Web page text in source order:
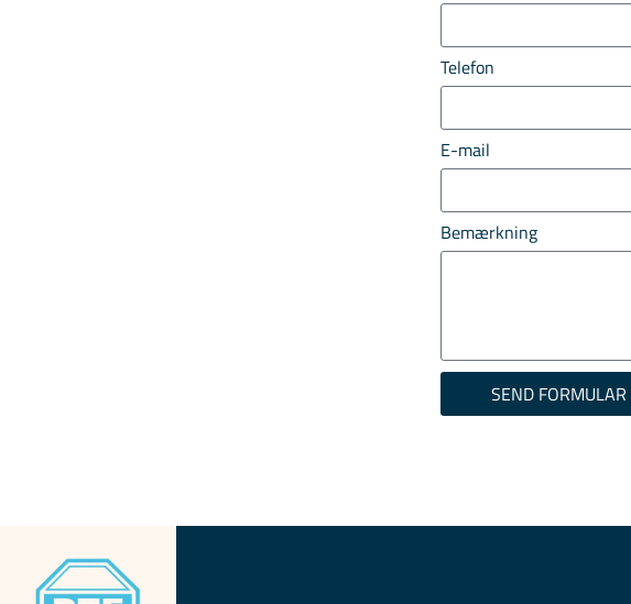
Telefon
E-mail
Bemærkning
SEND FORMULAR